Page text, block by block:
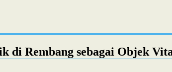
di Rembang sebagai Objek